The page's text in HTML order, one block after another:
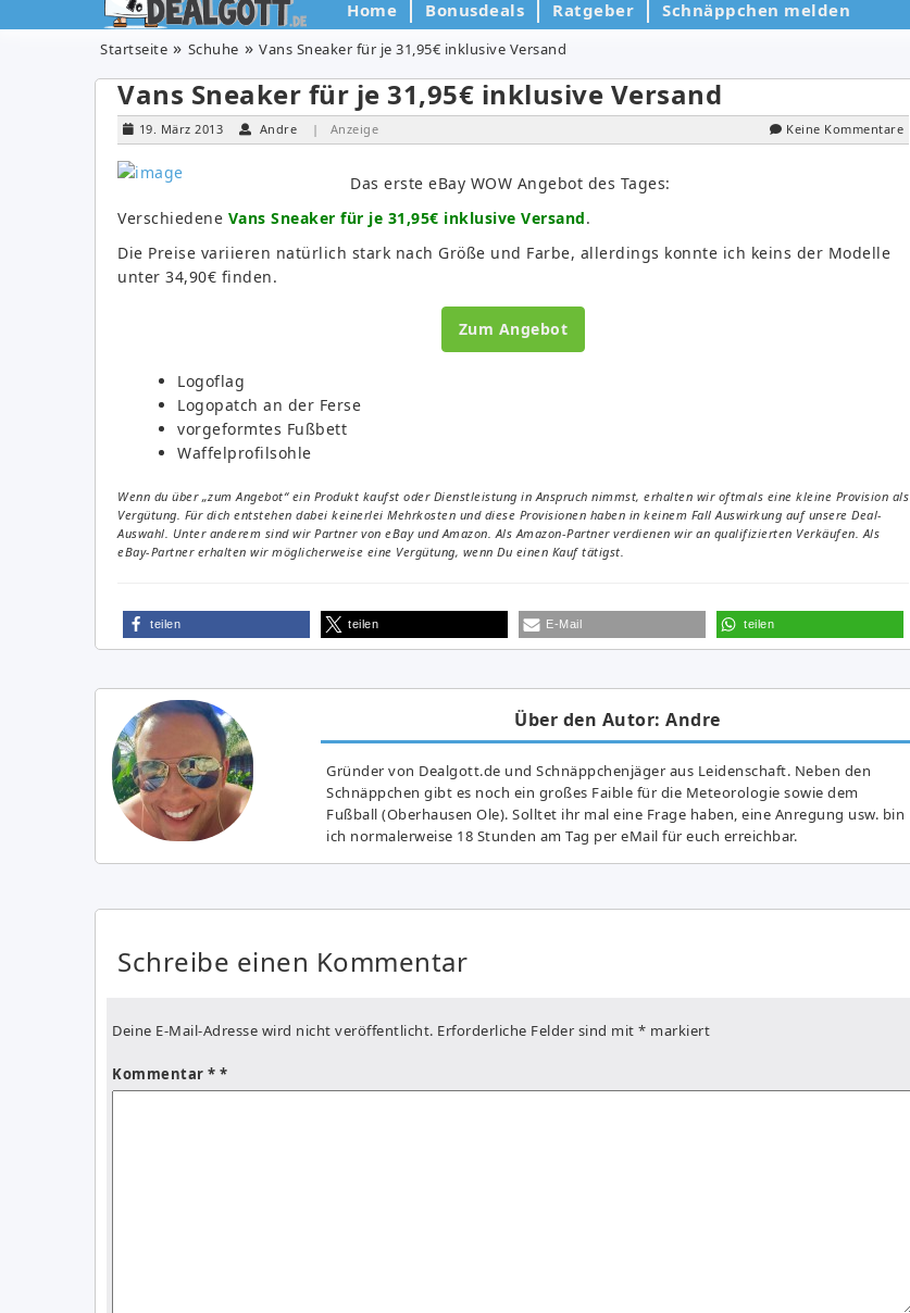
Home Bonusdeals Ratgeber Schnäppchen melden
Startseite Schuhe Vans Sneaker für je 31,95€ inklusive Versand
Vans Sneaker für je 31,95€ inklusive Versand
19. März 2013 Andre | Anzeige Keine Kommentare
Das erste eBay WOW Angebot des Tages:
Verschiedene Vans Sneaker für je 31,95€ inklusive Versand.
Die Preise variieren natürlich stark nach Größe und Farbe, allerdings konnte ich keins der Modelle
unter 34,90€ finden.
Zum Angebot
Logoflag
Logopatch an der Ferse
vorgeformtes Fußbett
Waffelprofilsohle
Wenn du über „zum Angebot“ ein Produkt kaufst oder Dienstleistung in Anspruch nimmst, erhalten wir oftmals eine kleine Provision als
Vergütung. Für dich entstehen dabei keinerlei Mehrkosten und diese Provisionen haben in keinem Fall Auswirkung auf unsere Deal-
Auswahl. Unter anderem sind wir Partner von eBay und Amazon. Als Amazon-Partner verdienen wir an qualifizierten Verkäufen. Als
eBay-Partner erhalten wir möglicherweise eine Vergütung, wenn Du einen Kauf tätigst.
teilen teilen E-Mail teilen
Über den Autor: Andre
Gründer von Dealgott.de und Schnäppchenjäger aus Leidenschaft. Neben den
Schnäppchen gibt es noch ein großes Fai­ble für die Meteorologie sowie dem
Fußball (Oberhausen Ole). Solltet ihr mal eine Frage haben, eine Anregung usw. bin
ich normalerweise 18 Stunden am Tag per eMail für euch erreichbar.
Schreibe einen Kommentar
Deine E-Mail-Adresse wird nicht veröffentlicht. Erforderliche Felder sind mit * markiert
Kommentar *